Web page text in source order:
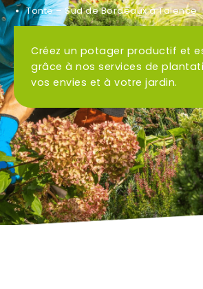
Tonte – Sud de Bordeaux à Talence
Créez un potager productif et
grâce à nos services de
vos envies et à votre jardin.
E-mail*
Ville*